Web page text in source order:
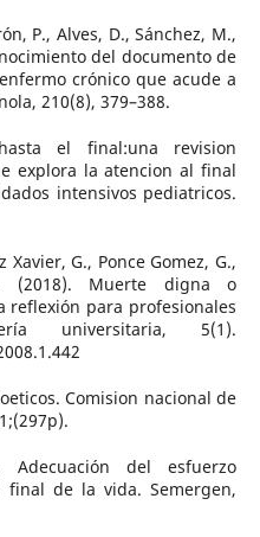
P., Alves, D., Sánchez, M.,
del documento de
crónico que acude a
210(8), 379–388.
el final:una revision
explora la atencion al final
intensivos pediatricos.
Xavier, G., Ponce Gomez, G.,
(2018). Muerte digna o
reflexión para profesionales
universitaria, 5(1).
Comision nacional de
del esfuerzo
de la vida. Semergen,